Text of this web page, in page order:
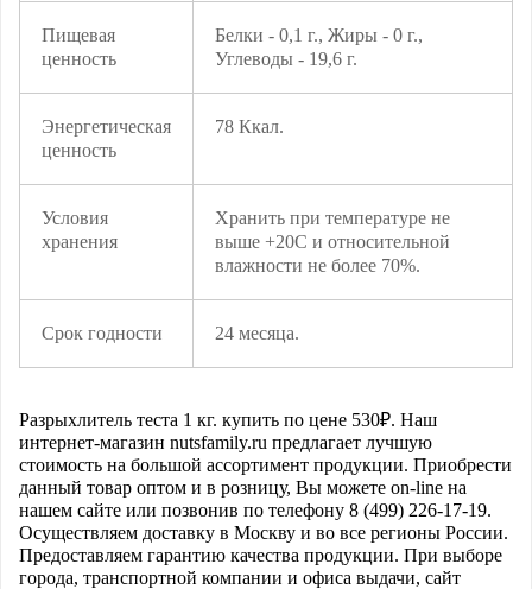
Пищевая
ценность
Белки - 0,1 г., Жиры - 0 г.,
Углеводы - 19,6 г.
Энергетическая
ценность
78 Ккал.
Условия
хранения
Хранить при температуре не
выше +20С и относительной
влажности не более 70%.
Срок годности 24 месяца.
Разрыхлитель теста 1 кг. купить по цене 530₽. Наш
интернет-магазин nutsfamily.ru предлагает лучшую
стоимость на большой ассортимент продукции. Приобрести
данный товар оптом и в розницу, Вы можете on-line на
нашем сайте или позвонив по телефону 8 (499) 226-17-19.
Осуществляем доставку в Москву и во все регионы России.
Предоставляем гарантию качества продукции. При выборе
города, транспортной компании и офиса выдачи, сайт